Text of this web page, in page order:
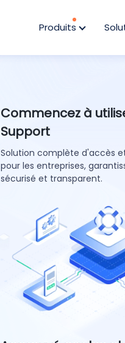
Produits
Commencez à
Support
Solution complète d'accès
pour les entreprises,
sécurisé et transparent.